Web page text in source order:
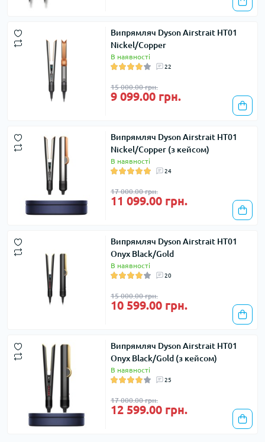
Випрямляч Dyson Airstrait HT01
Nickel/Copper
В наявності
22
15 000.00 грн.
9 099.00 грн.
Випрямляч Dyson Airstrait HT01
Nickel/Copper (з кейсом)
В наявності
24
17 000.00 грн.
11 099.00 грн.
Випрямляч Dyson Airstrait HT01
Onyx Black/Gold
В наявності
20
15 000.00 грн.
10 599.00 грн.
Випрямляч Dyson Airstrait HT01
Onyx Black/Gold (з кейсом)
В наявності
25
17 000.00 грн.
12 599.00 грн.